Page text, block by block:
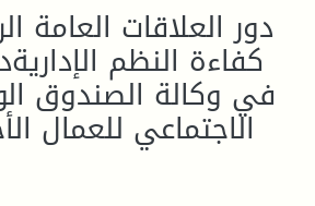
دور العلاقات العامة
كفاءة النظم
في وكالة الصندوق
الاجتماعي للعمال